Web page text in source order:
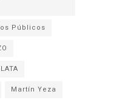
Públicos
Martín Yeza